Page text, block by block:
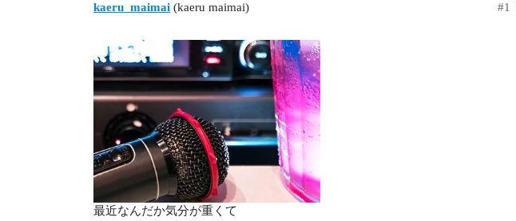
kaeru_maimai (kaeru maimai) #1
最近なんだか気分が重くて